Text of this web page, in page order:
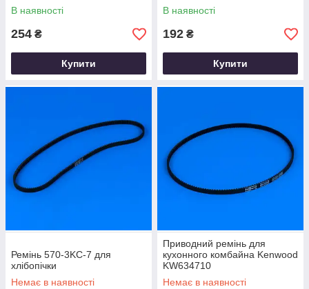
В наявності
254 ₴
Купити
В наявності
192 ₴
Купити
Ремінь 570-3KC-7 для
хлібопічки
Немає в наявності
Приводний ремінь для
кухонного комбайна Kenwood
KW634710
Немає в наявності